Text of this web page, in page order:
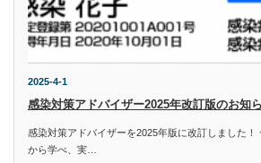
2025-4-1
感染対策アドバイザー2025年改訂版のお知
感染対策アドバイザーを2025年版に改訂しました！
から学べ、実…